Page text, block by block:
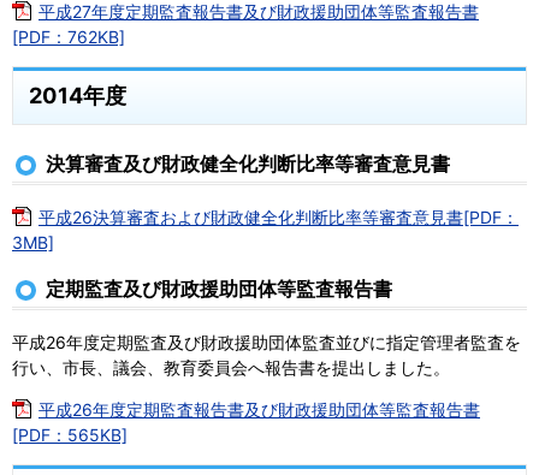
平成27年度定期監査報告書及び財政援助団体等監査報告書
[PDF：762KB]
2014年度
決算審査及び財政健全化判断比率等審査意見書
平成26決算審査および財政健全化判断比率等審査意見書[PDF：
3MB]
定期監査及び財政援助団体等監査報告書
平成26年度定期監査及び財政援助団体監査並びに指定管理者監査を
行い、市長、議会、教育委員会へ報告書を提出しました。
平成26年度定期監査報告書及び財政援助団体等監査報告書
[PDF：565KB]